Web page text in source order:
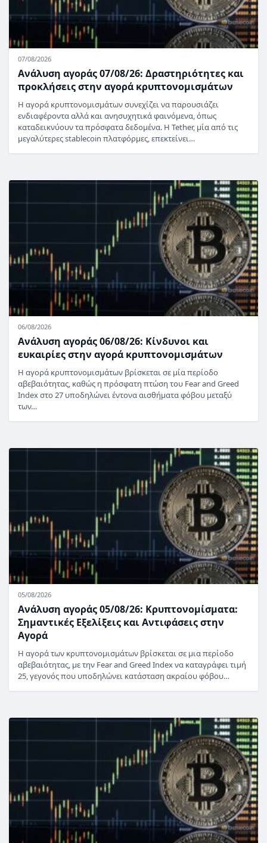
07/08/2026
Ανάλυση αγοράς 07/08/26: Δραστηριότητες και
προκλήσεις στην αγορά κρυπτονομισμάτων
Η αγορά κρυπτονομισμάτων συνεχίζει να παρουσιάζει
ενδιαφέροντα αλλά και ανησυχητικά φαινόμενα, όπως
καταδεικνύουν τα πρόσφατα δεδομένα. Η Tether, μία από τις
μεγαλύτερες stablecoin πλατφόρμες, επεκτείνει…
06/08/2026
Ανάλυση αγοράς 06/08/26: Κίνδυνοι και
ευκαιρίες στην αγορά κρυπτονομισμάτων
Η αγορά κρυπτονομισμάτων βρίσκεται σε μία περίοδο
αβεβαιότητας, καθώς η πρόσφατη πτώση του Fear and Greed
Index στο 27 υποδηλώνει έντονα αισθήματα φόβου μεταξύ
των…
05/08/2026
Ανάλυση αγοράς 05/08/26: Κρυπτονομίσματα:
Σημαντικές Εξελίξεις και Αντιφάσεις στην
Αγορά
Η αγορά των κρυπτονομισμάτων βρίσκεται σε μια περίοδο
αβεβαιότητας, με την Fear and Greed Index να καταγράφει τιμή
25, γεγονός που υποδηλώνει κατάσταση ακραίου φόβου…